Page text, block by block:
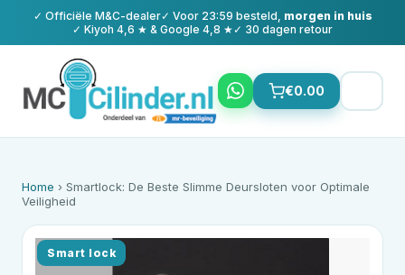
✓ Officiële M&C-dealer✓ Voor 23:59 besteld, morgen in huis
✓ Kiyoh 4,6 ★ & Google 4,8 ★ ✓ 30 dagen retour
€0.00
Home › Smartlock: De Beste Slimme Deursloten voor Optimale
Veiligheid
Smart lock